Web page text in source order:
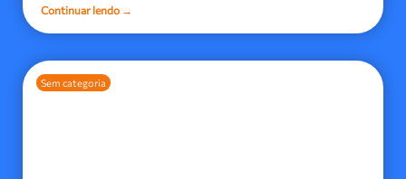
Continuar lendo →
Sem categoria